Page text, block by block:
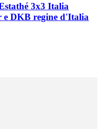
3x3 Italia
e DKB regine d'Italia